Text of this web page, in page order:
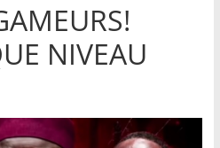
NIVEAU